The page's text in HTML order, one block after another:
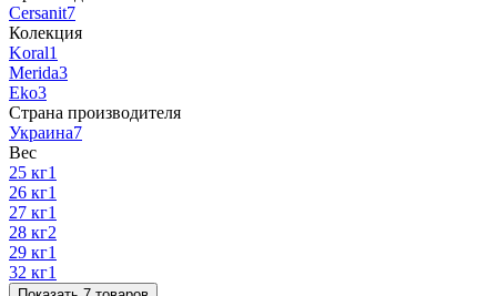
Cersanit7
Колекция
Koral1
Merida3
Еko3
Страна производителя
Украина7
Вес
25 кг1
26 кг1
27 кг1
28 кг2
29 кг1
32 кг1